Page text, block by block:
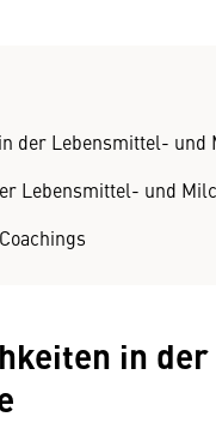
der Lebensmittel- und
Lebensmittel- und
in